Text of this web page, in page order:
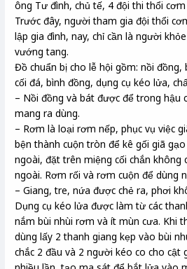
ông Tư đình, chủ tế, 4 đội thi thổi
Trước đây, người tham gia đội thổi
lập gia đình, nay, chỉ cần là người
vướng tang.
Đồ chuẩn bị cho lễ hội gồm: nồi
cối đá, bình đồng, dụng cụ kéo lửa,
– Nồi đồng và bát được để trong hậu
mang ra dùng.
– Rơm là loại rơm nếp, phục vụ việc
bện thành cuộn tròn để kê gối giã
ngoài, đặt trên miệng cối chắn không
ngoài. Rơm rối và rơm cuộn để dùng
– Giang, tre, nứa được chẻ ra, phơi
Dụng cụ kéo lửa được làm từ các
nắm bùi nhùi rơm và ít mùn cưa. Khi
dùng lấy 2 thanh giang kẹp vào bùi
chắc 2 đầu và 2 người kéo co cho cật